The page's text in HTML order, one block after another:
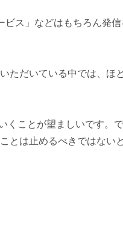
ビス」などはもちろん発
ただいている中では、ほ
くことが望ましいです。
とは止めるべきではない